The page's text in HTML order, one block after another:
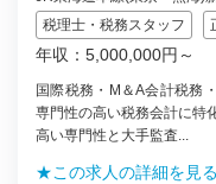
税理士・税務スタッフ
年収：5,000,000円～
国際税務・M＆A会計税務
専門性の高い税務会計に特
高い専門性と大手監査...
★この求人の詳細を見る